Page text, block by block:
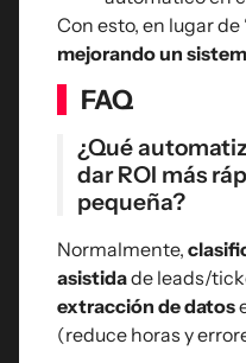
Con esto, en lugar de
mejorando un
FAQ
¿Qué
dar ROI más
pequeña?
Normalmente,
asistidade leads/
extracción de datos
(reduce horas y